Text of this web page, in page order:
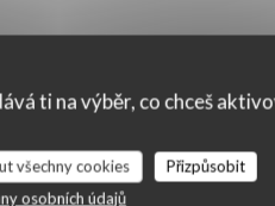
ti na výběr, co chceš
všechny cookies
Přizpůsobit
osobních údajů